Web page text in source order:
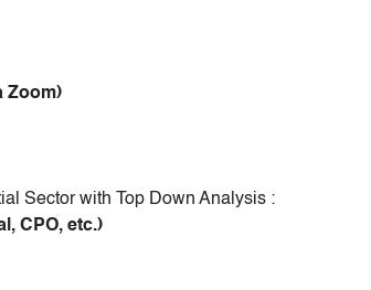
Zoom)
Sector with Top Down Analysis :
CPO, etc.)